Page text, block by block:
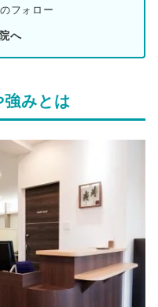
フォロー
へ
みとは